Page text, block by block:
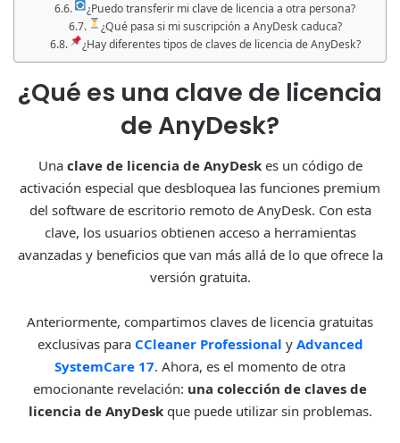
¿Puedo transferir mi clave de licencia a otra persona?
¿Qué pasa si mi suscripción a AnyDesk caduca?
¿Hay diferentes tipos de claves de licencia de AnyDesk?
¿Qué es una clave de licencia
de AnyDesk?
Una clave de licencia de AnyDeskes un código de
activación especial que desbloquea las funciones premium
del software de escritorio remoto de AnyDesk. Con esta
clave, los usuarios obtienen acceso a herramientas
avanzadas y beneficios que van más allá de lo que ofrece la
versión gratuita.
Anteriormente, compartimos claves de licencia gratuitas
exclusivas para CCleaner Professional y Advanced
SystemCare 17. Ahora, es el momento de otra
emocionante revelación: una colección de claves de
licencia de AnyDeskque puede utilizar sin problemas.